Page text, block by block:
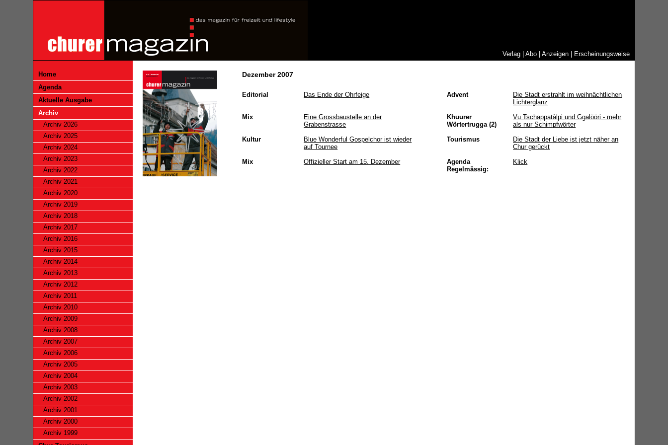
Verlag| Abo| Anzeigen| Erscheinungsweise
Home
Agenda
Aktuelle Ausgabe
Archiv
Archiv 2026
Archiv 2025
Archiv 2024
Archiv 2023
Archiv 2022
Archiv 2021
Archiv 2020
Archiv 2019
Archiv 2018
Archiv 2017
Archiv 2016
Archiv 2015
Archiv 2014
Archiv 2013
Archiv 2012
Archiv 2011
Archiv 2010
Archiv 2009
Archiv 2008
Archiv 2007
Archiv 2006
Archiv 2005
Archiv 2004
Archiv 2003
Archiv 2002
Archiv 2001
Archiv 2000
Archiv 1999
Dezember 2007
Editorial Das Ende der Ohrfeige Advent
Die Stadt erstrahlt im weihnächtlichen
Lichterglanz
Mix
Eine Grossbaustelle an der
Grabenstrasse
Khuurer
Wörtertrugga (2)
Vu Tschappatàlpi und Ggalööri - mehr
als nur Schimpfwörter
Kultur
Blue Wonderful Gospelchor ist wieder
auf Tournee
Tourismus
Die Stadt der Liebe ist jetzt näher an
Chur gerückt
Mix
Offizieller Start am 15. Dezember
Agenda
Regelmässig:
Klick